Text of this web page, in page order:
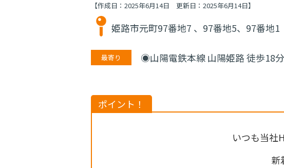
【作成日： 2025年6月14日 更新日： 2025年6月14日】
姫路市元町97番地7 、97番地5、97番地1
最寄り ◉山陽電鉄本線 山陽姫路 徒歩18
ポイント！
いつも当社
新